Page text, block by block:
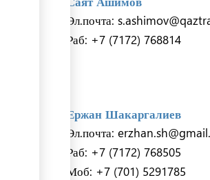
Эл.почта:
Раб: +7 (7172) 768814
Ержан Шакаргалиев
Эл.почта:
Раб: +7 (7172) 768505
Моб: +7 (701) 5291785